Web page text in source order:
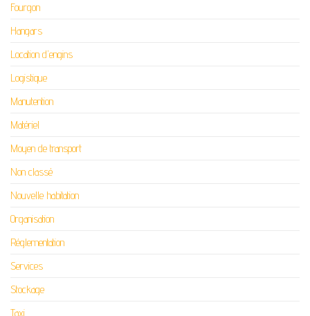
Fourgon
Hangars
Location d'engins
Logistique
Manutention
Matériel
Moyen de transport
Non classé
Nouvelle habitation
Organisation
Réglementation
Services
Stockage
Taxi